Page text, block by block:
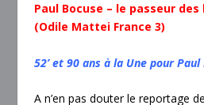
Paul Bocuse – le passeur des
(Odile Mattei France 3)
52’ et 90 ans à la Une pour Paul
A n’en pas douter le reportage